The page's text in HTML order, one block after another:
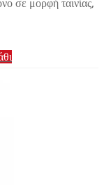
σε μορφή ταινίας,